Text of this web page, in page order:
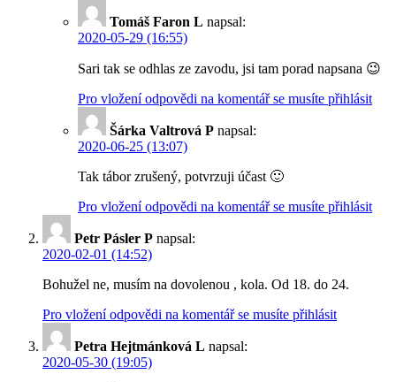
Tomáš Faron L napsal:
2020-05-29 (16:55)
Sari tak se odhlas ze zavodu, jsi tam porad napsana 😉
Pro vložení odpovědi na komentář se musíte přihlásit
Šárka Valtrová P napsal:
2020-06-25 (13:07)
Tak tábor zrušený, potvrzuji účast 🙂
Pro vložení odpovědi na komentář se musíte přihlásit
Petr Pásler P napsal:
2020-02-01 (14:52)
Bohužel ne, musím na dovolenou , kola. Od 18. do 24.
Pro vložení odpovědi na komentář se musíte přihlásit
Petra Hejtmánková L napsal:
2020-05-30 (19:05)